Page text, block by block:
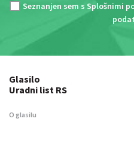
Seznanjen sem s Splošnimi
Glasilo
Uradni list RS
O glasilu